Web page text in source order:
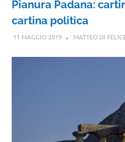
Pianura Padana:
cartina politica
11 MAGGIO 2019 MATTEO DI